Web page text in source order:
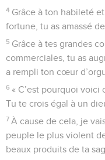
4 Grâce à ton habileté
fortune, tu as amassé
5 Grâce à tes grandes
commerciales, tu as
a rempli ton cœur
6 « C’est pourquoi voici
Tu te crois égal à un
7 À cause de cela, je
peuple le plus violent
beaux produits de ta